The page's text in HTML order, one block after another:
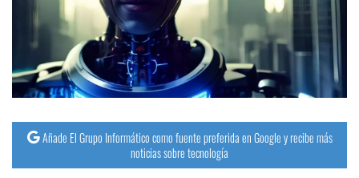
Operadores
Trucos
y
Tutoriales
Añade El Grupo Informático como fuente preferida en Google y recibe más
noticias sobre tecnología